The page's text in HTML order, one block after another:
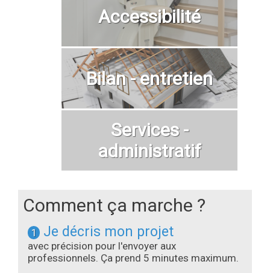
Accessibilité
Bilan - entretien
Services -
administratif
Comment ça marche ?
1 Je décris mon projet
avec précision pour l'envoyer aux
professionnels. Ça prend 5 minutes maximum.